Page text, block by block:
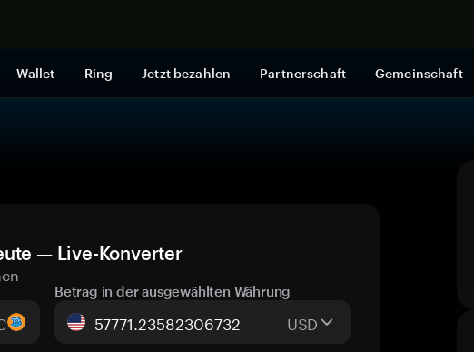
Wallet Ring Jetzt bezahlen Partnerschaft Gemeinschaft
— Live-Konverter
Betrag in der ausgewählten Währung
USD